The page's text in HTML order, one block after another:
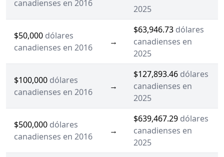
canadienses en 2016
2025
$50,000 dólares
canadienses en 2016
→
$63,946.73 dólares
canadienses en
2025
$100,000 dólares
canadienses en 2016
→
$127,893.46 dólares
canadienses en
2025
$500,000 dólares
canadienses en 2016
→
$639,467.29 dólares
canadienses en
2025